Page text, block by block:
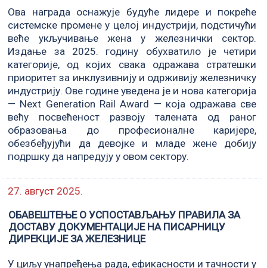
Ова награда оснажује будуће лидере и покреће
системске промене у целој индустрији, подстичући
веће укључивање жена у железнички сектор.
Издање за 2025. годину обухватило је четири
категорије, од којих свака одражава стратешки
приоритет за инклузивнију и одрживију железничку
индустрију. Ове године уведена је и нова категорија
— Next Generation Rail Award — која одражава све
већу посвећеност развоју талената од раног
образовања до професионалне каријере,
обезбеђујући да девојке и младе жене добију
подршку да напредују у овом сектору.
27. август 2025.
ОБАВЕШТЕЊЕ О УСПОСТАВЉАЊУ ПРАВИЛА ЗА
ДОСТАВУ ДОКУМЕНТАЦИЈЕ НА ПИСАРНИЦУ
ДИРЕКЦИЈЕ ЗА ЖЕЛЕЗНИЦЕ
У циљу унапређења рада, ефикасности и тачности у